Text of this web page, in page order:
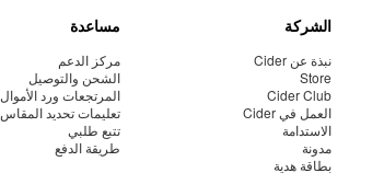
الشركة
نبذة عن Cider
Store
Cider Club
العمل في Cider
الاستدامة
مدونة
بطاقة هدية
مساعدة
مركز الدعم
الشحن والتوصيل
المرتجعات ورد الأموال
تعليمات تحديد المقاس
تتبع طلبي
طريقة الدفع